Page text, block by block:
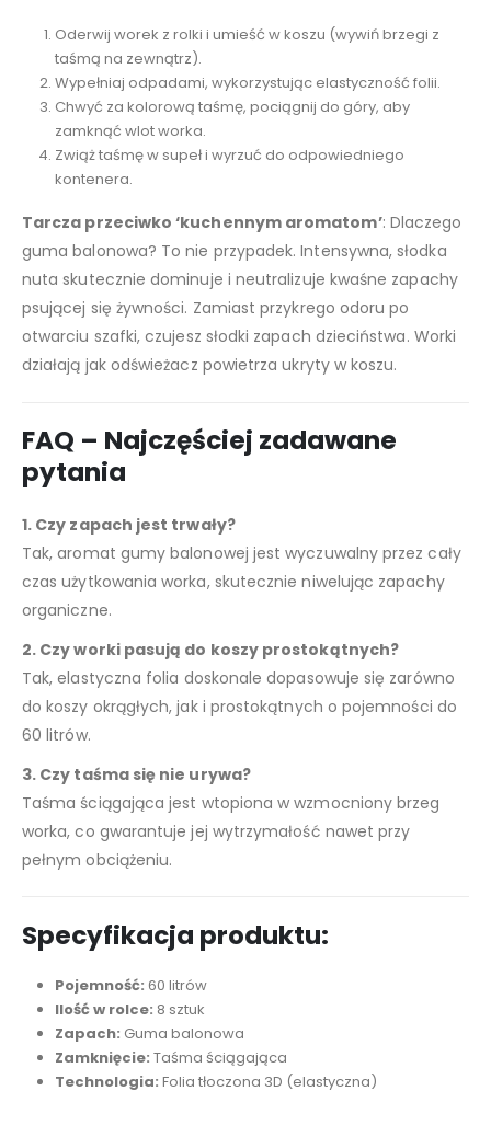
Oderwij worek z rolki i umieść w koszu (wywiń brzegi z
taśmą na zewnątrz).
Wypełniaj odpadami, wykorzystując elastyczność folii.
Chwyć za kolorową taśmę, pociągnij do góry, aby
zamknąć wlot worka.
Zwiąż taśmę w supeł i wyrzuć do odpowiedniego
kontenera.
Tarcza przeciwko ‘kuchennym aromatom’: Dlaczego
guma balonowa? To nie przypadek. Intensywna, słodka
nuta skutecznie dominuje i neutralizuje kwaśne zapachy
psującej się żywności. Zamiast przykrego odoru po
otwarciu szafki, czujesz słodki zapach dzieciństwa. Worki
działają jak odświeżacz powietrza ukryty w koszu.
FAQ – Najczęściej zadawane
pytania
1. Czy zapach jest trwały?
Tak, aromat gumy balonowej jest wyczuwalny przez cały
czas użytkowania worka, skutecznie niwelując zapachy
organiczne.
2. Czy worki pasują do koszy prostokątnych?
Tak, elastyczna folia doskonale dopasowuje się zarówno
do koszy okrągłych, jak i prostokątnych o pojemności do
60 litrów.
3. Czy taśma się nie urywa?
Taśma ściągająca jest wtopiona w wzmocniony brzeg
worka, co gwarantuje jej wytrzymałość nawet przy
pełnym obciążeniu.
Specyfikacja produktu:
Pojemność: 60 litrów
Ilość w rolce: 8 sztuk
Zapach: Guma balonowa
Zamknięcie: Taśma ściągająca
Technologia: Folia tłoczona 3D (elastyczna)